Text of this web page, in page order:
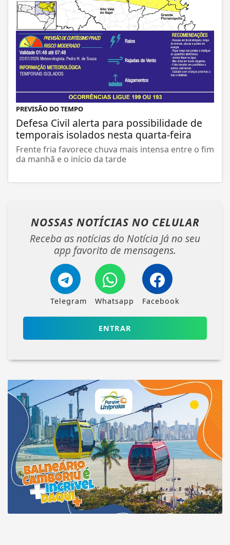
PREVISÃO DO TEMPO
Defesa Civil alerta para possibilidade de
temporais isolados nesta quarta-feira
Frente fria favorece chuva mais intensa entre o fim
da manhã e o início da tarde
NOSSAS NOTÍCIAS NO CELULAR
Receba as notícias do Notícia Já no seu
app favorito de mensagens.
Telegram Whatsapp Facebook
ENTRAR